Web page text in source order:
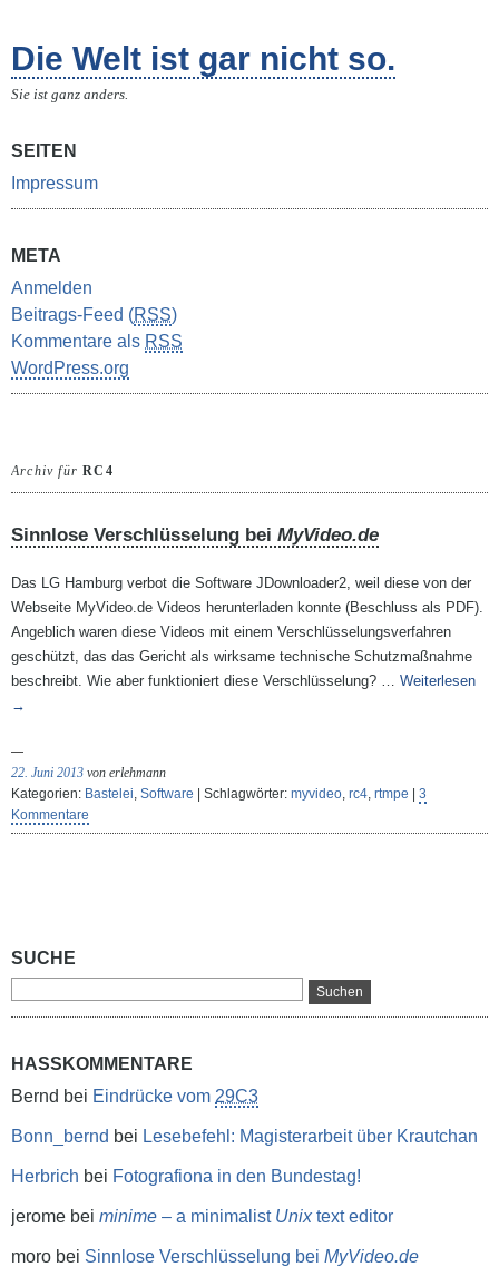
Die Welt ist gar nicht so.
Sie ist ganz anders.
SEITEN
Impressum
META
Anmelden
Beitrags-Feed (RSS)
Kommentare als RSS
WordPress.org
Archiv fürRC4
Sinnlose Verschlüsselung bei MyVideo.de
Das LG Hamburg verbot die Software JDownloader2, weil diese von der
Webseite MyVideo.de Videos herunterladen konnte (Beschluss als PDF).
Angeblich waren diese Videos mit einem Verschlüsselungsverfahren
geschützt, das das Gericht als wirksame technische Schutzmaßnahme
beschreibt. Wie aber funktioniert diese Verschlüsselung? … Weiterlesen
→
22. Juni 2013 von erlehmann
Kategorien: Bastelei, Software | Schlagwörter: myvideo, rc4, rtmpe
3
Kommentare
SUCHE
HASSKOMMENTARE
Bernd bei Eindrücke vom 29C3
Bonn_bernd bei Lesebefehl: Magisterarbeit über Krautchan
Herbrich bei Fotografiona in den Bundestag!
jerome bei minime – a minimalist Unixtext editor
moro bei Sinnlose Verschlüsselung bei MyVideo.de